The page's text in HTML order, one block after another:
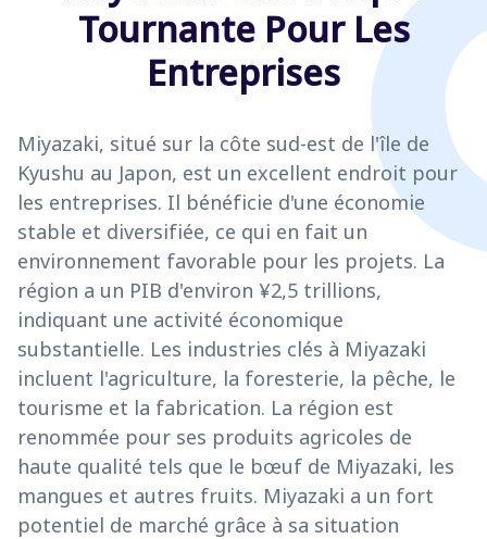
Tournante Pour Les
Entreprises
Miyazaki, situé sur la côte sud-est de l'île de
Kyushu au Japon, est un excellent endroit pour
les entreprises. Il bénéficie d'une économie
stable et diversifiée, ce qui en fait un
environnement favorable pour les projets. La
région a un PIB d'environ ¥2,5 trillions,
indiquant une activité économique
substantielle. Les industries clés à Miyazaki
incluent l'agriculture, la foresterie, la pêche, le
tourisme et la fabrication. La région est
renommée pour ses produits agricoles de
haute qualité tels que le bœuf de Miyazaki, les
mangues et autres fruits. Miyazaki a un fort
potentiel de marché grâce à sa situation